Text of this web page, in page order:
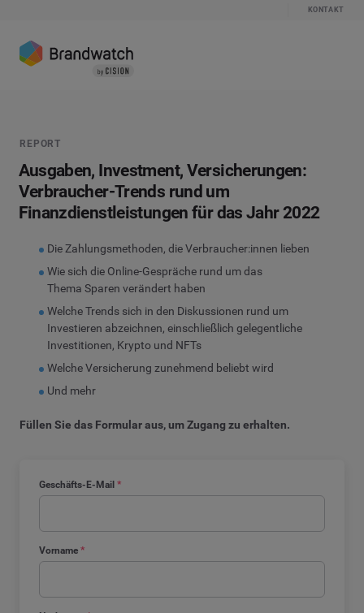
KONTAKT
Geschäfts-E-Mail *
Vorname *
REPORT
Ausgaben, Investment, Versicherungen:
Verbraucher-Trends rund um
Finanzdienstleistungen für das Jahr 2022
Die Zahlungsmethoden, die Verbraucher:innen lieben
Wie sich die Online-Gespräche rund um das
Thema Sparen verändert haben
Welche Trends sich in den Diskussionen rund um
Investieren abzeichnen, einschließlich gelegentliche
Investitionen, Krypto und NFTs
Welche Versicherung zunehmend beliebt wird
Und mehr
Füllen Sie das Formular aus, um Zugang zu erhalten.